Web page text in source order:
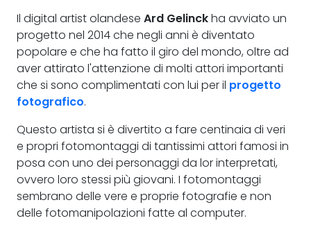
Il digital artist olandese Ard Gelinckha avviato un
progetto nel 2014 che negli anni è diventato
popolare e che ha fatto il giro del mondo, oltre ad
aver attirato l'attenzione di molti attori importanti
che si sono complimentati con lui per il progetto
fotografico.
Questo artista si è divertito a fare centinaia di veri
e propri fotomontaggi di tantissimi attori famosi in
posa con uno dei personaggi da lor interpretati,
ovvero loro stessi più giovani. I fotomontaggi
sembrano delle vere e proprie fotografie e non
delle fotomanipolazioni fatte al computer.